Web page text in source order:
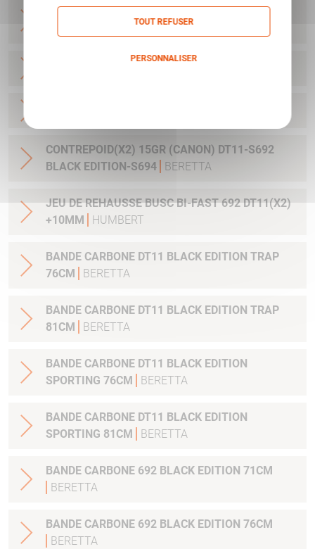
CHARGEUR PX4 SUBCOMPACT 9X21 AVEC
BERETTA
CONTREPOID(X2) 15GR (CANON) DT11-S692
BLACK EDITION-S694
BERETTA
JEU DE REHAUSSE BUSC BI-FAST 692 DT11(X2)
+10MM
HUMBERT
BANDE CARBONE DT11 BLACK EDITION TRAP
76CM
BERETTA
BANDE CARBONE DT11 BLACK EDITION TRAP
81CM
BERETTA
BANDE CARBONE DT11 BLACK EDITION
SPORTING 76CM
BERETTA
BANDE CARBONE DT11 BLACK EDITION
SPORTING 81CM
BERETTA
BANDE CARBONE 692 BLACK EDITION 71CM
BERETTA
BANDE CARBONE 692 BLACK EDITION 76CM
BERETTA
TOUT REFUSER
PERSONNALISER